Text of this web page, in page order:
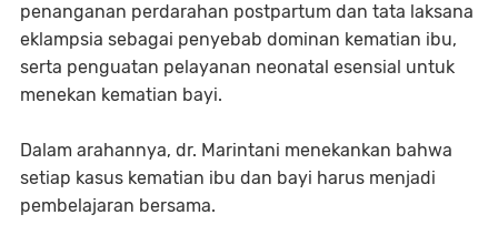
penanganan perdarahan postpartum dan tata laksana
eklampsia sebagai penyebab dominan kematian ibu,
serta penguatan pelayanan neonatal esensial untuk
menekan kematian bayi.
Dalam arahannya, dr. Marintani menekankan bahwa
setiap kasus kematian ibu dan bayi harus menjadi
pembelajaran bersama.